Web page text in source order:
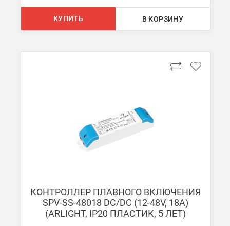
В Москве (внутри МКАД)
В Санкт-Петербурге
БЕСПЛАТНАЯ доставка при сумме заказа от 7000 руб.
Boxberry
Мы можем доставить ваши заказы сервисом компании
КУПИТЬ В КОРЗИНУ
КОНТРОЛЛЕР ПЛАВНОГО ВКЛЮЧЕНИЯ
SPV-SS-48018 DC/DC (12-48V, 18A)
(ARLIGHT, IP20 ПЛАСТИК, 5 ЛЕТ)